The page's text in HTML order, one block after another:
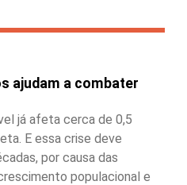
ajudam a combater
já afeta cerca de 0,5
E essa crise deve
por causa das
populacional e